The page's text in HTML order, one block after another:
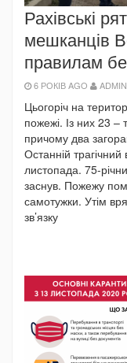
Рахівські
мешканців
правилам
6 РОКІВ AGO ADMIN
Цьогоріч на
пожежі. Із них 23 –
причому два
Останній трагічний
листопада. 75-
заснув. Пожежу
самотужки. Утім
зв’язку